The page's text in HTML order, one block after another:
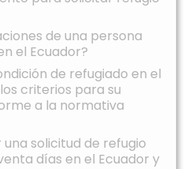
de una persona
el Ecuador?
de refugiado en el
criterios para su
a la normativa
solicitud de refugio
días en el Ecuador y